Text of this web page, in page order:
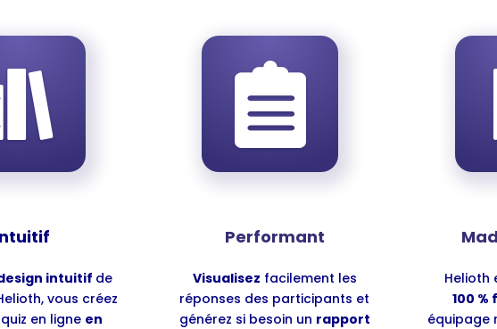
intuitif de
vous créez
en ligne en
Performant
Visualisez facilement les
réponses des participants et
générez si besoin un rapport
Helioth
100
équipage